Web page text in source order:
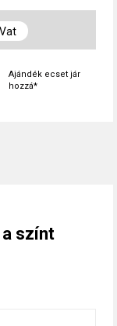
Ajándék ecset jár
hozzá*
színt